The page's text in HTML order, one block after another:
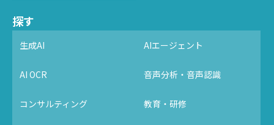
探す
生成AI AIエージェント
AI OCR 音声分析・音声認識
コンサルティング 教育・研修